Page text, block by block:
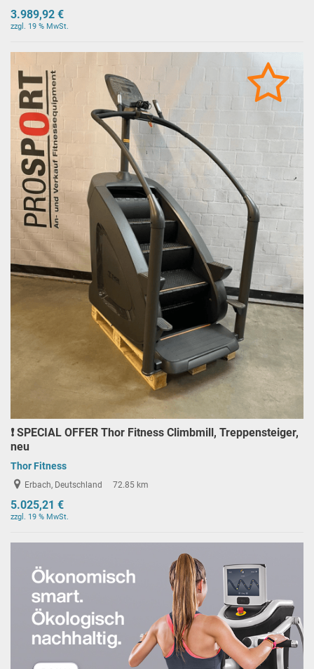
3.989,92 €
zzgl. 19 % MwSt.
❗️ SPECIAL OFFER Thor Fitness Climbmill, Treppensteiger,
neu
Thor Fitness
Erbach, Deutschland 72.85 km
5.025,21 €
zzgl. 19 % MwSt.